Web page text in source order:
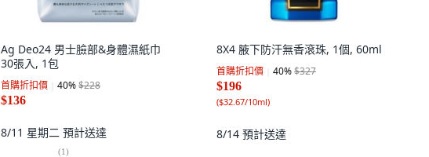
Ag Deo24 男士臉部&身體濕紙巾
30張入, 1包
首購折扣價 40%$228
$136
8/11 星期二 預計送達
(1)
8X4 腋下防汗無香滾珠, 1個, 60ml
首購折扣價 40%$327
$196
($32.67/10ml)
8/14 預計送達